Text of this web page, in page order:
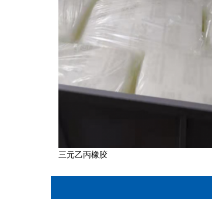
三元乙丙橡胶